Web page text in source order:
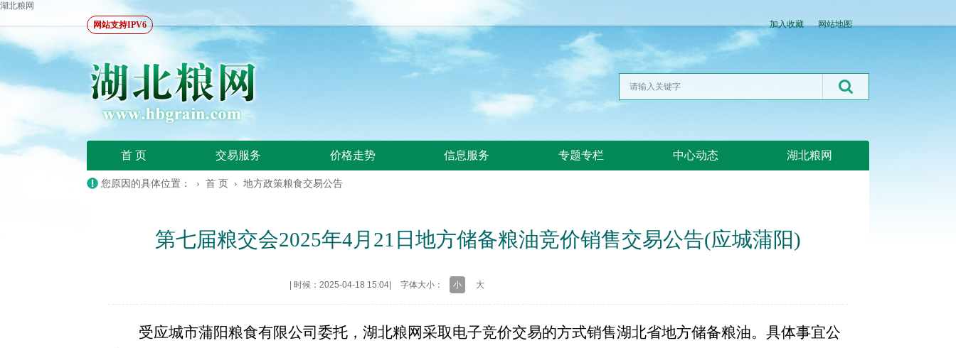
湖北粮网
网站支持IPV6
加入收藏 网站地图
首 页 交易服务 价格走势 信息服务 专题专栏 中心动态 湖北粮网
您原因的具体位置： › 首 页 › 地方政策粮食交易公告
第七届粮交会2025年4月21日地方储备粮油竞价销售交易公告(应城蒲阳)
时候：2025-04-18 15:04 字体大小： 小 大
受应城市蒲阳粮食有限公司 委托，湖北粮网采取电子竞价交易的方式销售湖北省地方储备粮油。具体事宜公